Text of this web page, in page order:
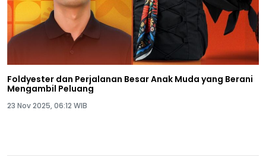
Foldyester dan Perjalanan Besar Anak Muda yang Berani
Mengambil Peluang
23 Nov 2025, 06:12 WIB